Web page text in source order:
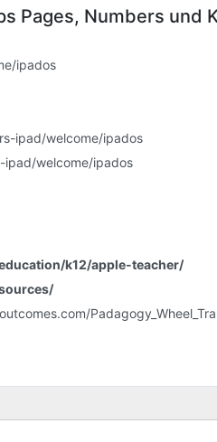
Pages, Numbers und
ipados
ipad/welcome/ipados
welcome/ipados
k12/apple-teacher/
Registrierung